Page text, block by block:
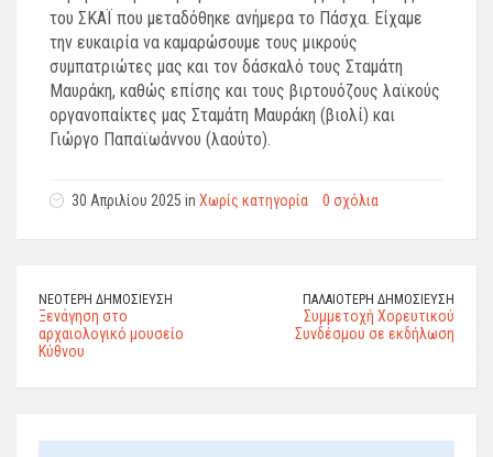
του ΣΚΑΪ που μεταδόθηκε ανήμερα το Πάσχα . Είχαμε
την ευκαιρία να καμαρώσουμε τους μικρούς
συμπατριώτες μας και τον δάσκαλό τους Σταμάτη
Μαυράκη, καθώς επίσης και τους βιρτουόζους λαϊκούς
οργανοπαίκτες μας Σταμάτη Μαυράκη (βιολί) και
Γιώργο Παπαϊωάννου (λαούτο).
30 Απριλίου 2025 in Χωρίς κατηγορία 0 σχόλια
ΝΕΌΤΕΡΗ ΔΗΜΟΣΊΕΥΣΗ
Ξενάγηση στο
αρχαιολογικό μουσείο
Κύθνου
ΠΑΛΑΙΌΤΕΡΗ ΔΗΜΟΣΊΕΥΣΗ
Συμμετοχή Χορευτικού
Συνδέσμου σε εκδήλωση